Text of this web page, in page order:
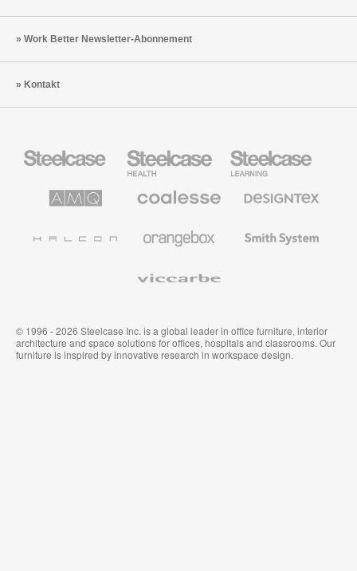
Work Better Newsletter-Abonnement
Kontakt
Büromöbel
Health
Education
Möbel
Solutions
Büromöbel
Textilien
System
© 1996 - 2026 Steelcase Inc. is a global leader in office furniture, interior
architecture and space solutions for offices, hospitals and classrooms. Our
furniture is inspired by innovative research in workspace design.